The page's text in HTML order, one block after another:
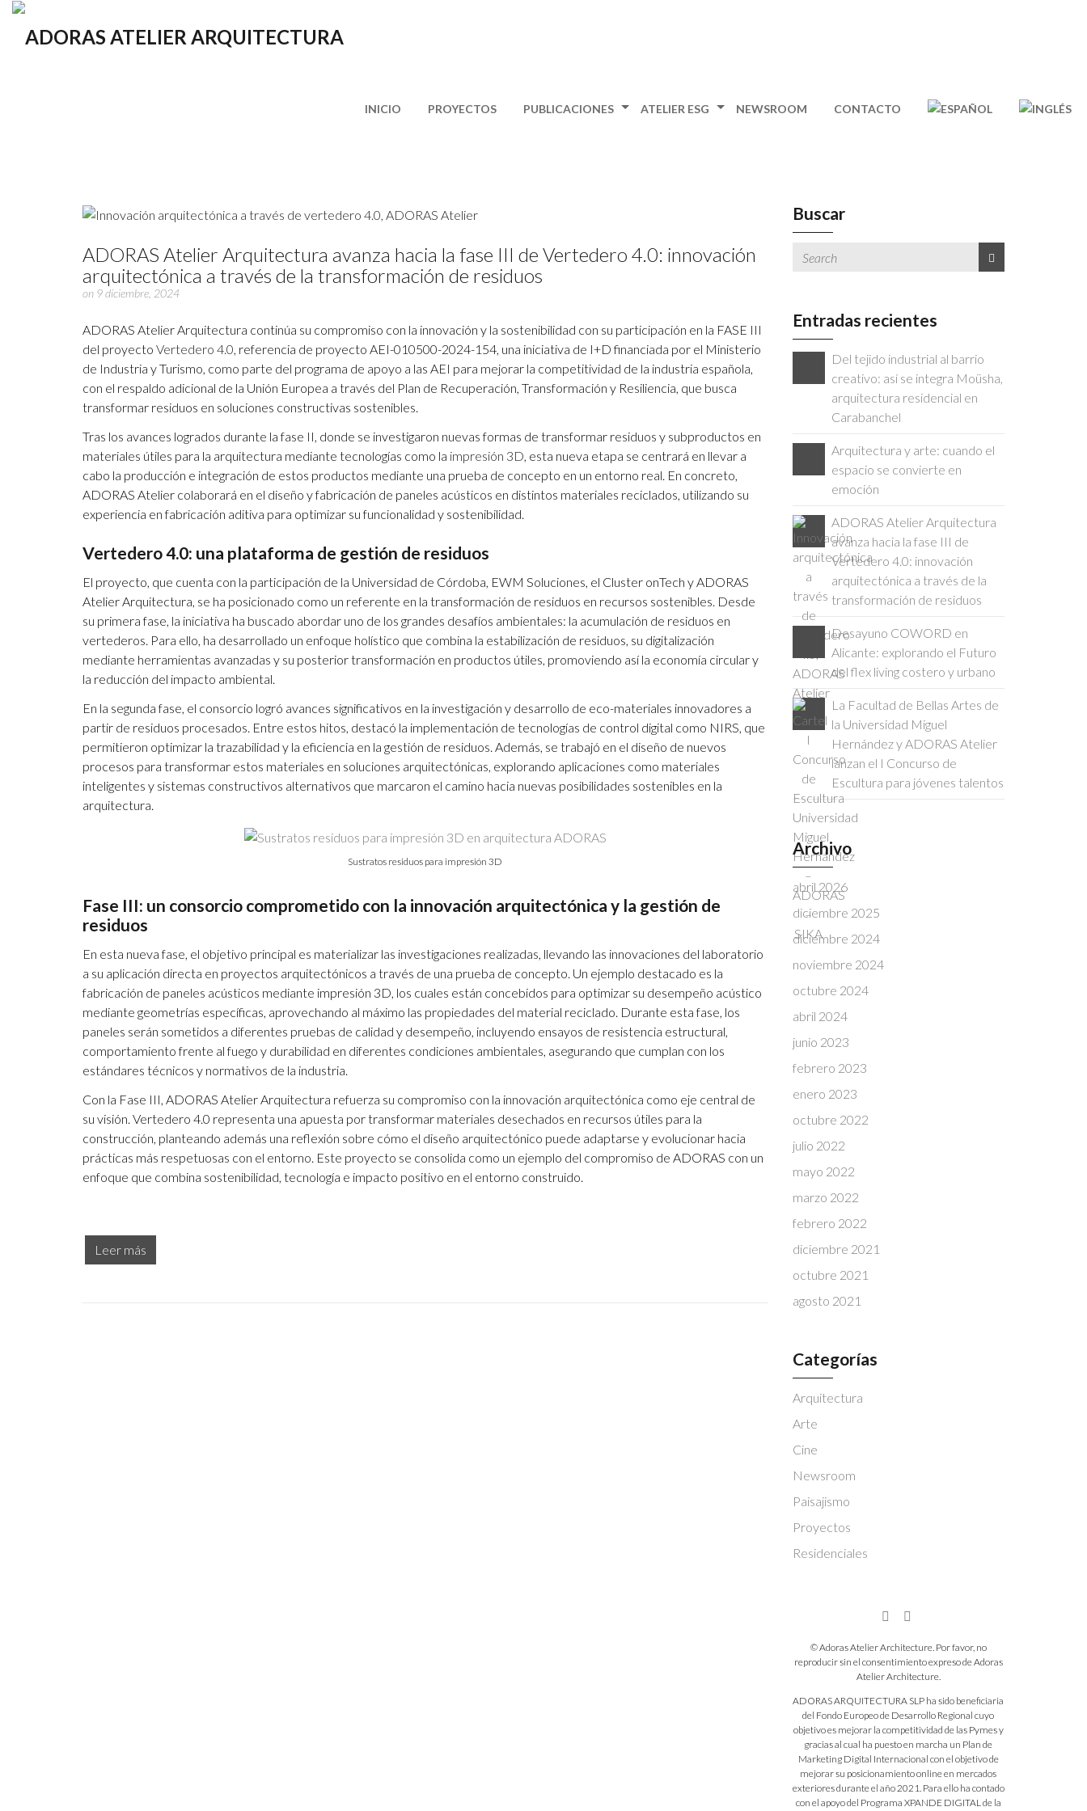
INICIO PROYECTOS PUBLICACIONES ATELIER ESG NEWSROOM CONTACTO
ADORAS Atelier Arquitectura avanza hacia la fase III de Vertedero 4.0: innovación
arquitectónica a través de la transformación de residuos
on 9 diciembre, 2024
ADORAS Atelier Arquitectura continúa su compromiso con la innovación y la sostenibilidad con su participación en la FASE III
del proyecto Vertedero 4.0, referencia de proyecto AEI-010500-2024-154, una iniciativa de I+D financiada por el Ministerio
de Industria y Turismo, como parte del programa de apoyo a las AEI para mejorar la competitividad de la industria española,
con el respaldo adicional de la Unión Europea a través del Plan de Recuperación, Transformación y Resiliencia, que busca
transformar residuos en soluciones constructivas sostenibles.
Tras los avances logrados durante la fase II, donde se investigaron nuevas formas de transformar residuos y subproductos en
materiales útiles para la arquitectura mediante tecnologías como la impresión 3D, esta nueva etapa se centrará en llevar a
cabo la producción e integración de estos productos mediante una prueba de concepto en un entorno real. En concreto,
ADORAS Atelier colaborará en el diseño y fabricación de paneles acústicos en distintos materiales reciclados, utilizando su
experiencia en fabricación aditiva para optimizar su funcionalidad y sostenibilidad.
Vertedero 4.0: una plataforma de gestión de residuos
El proyecto, que cuenta con la participación de la Universidad de Córdoba, EWM Soluciones, el Cluster onTech y ADORAS
Atelier Arquitectura, se ha posicionado como un referente en la transformación de residuos en recursos sostenibles. Desde
su primera fase, la iniciativa ha buscado abordar uno de los grandes desafíos ambientales: la acumulación de residuos en
vertederos. Para ello, ha desarrollado un enfoque holístico que combina la estabilización de residuos, su digitalización
mediante herramientas avanzadas y su posterior transformación en productos útiles, promoviendo así la economía circular y
la reducción del impacto ambiental.
En la segunda fase, el consorcio logró avances significativos en la investigación y desarrollo de eco-materiales innovadores a
partir de residuos procesados. Entre estos hitos, destacó la implementación de tecnologías de control digital como NIRS, que
permitieron optimizar la trazabilidad y la eficiencia en la gestión de residuos. Además, se trabajó en el diseño de nuevos
procesos para transformar estos materiales en soluciones arquitectónicas, explorando aplicaciones como materiales
inteligentes y sistemas constructivos alternativos que marcaron el camino hacia nuevas posibilidades sostenibles en la
arquitectura.
Sustratos residuos para impresión 3D
Fase III: un consorcio comprometido con la innovación arquitectónica y la gestión de
residuos
En esta nueva fase, el objetivo principal es materializar las investigaciones realizadas, llevando las innovaciones del laboratorio
a su aplicación directa en proyectos arquitectónicos a través de una prueba de concepto. Un ejemplo destacado es la
fabricación de paneles acústicos mediante impresión 3D, los cuales están concebidos para optimizar su desempeño acústico
mediante geometrías específicas, aprovechando al máximo las propiedades del material reciclado. Durante esta fase, los
paneles serán sometidos a diferentes pruebas de calidad y desempeño, incluyendo ensayos de resistencia estructural,
comportamiento frente al fuego y durabilidad en diferentes condiciones ambientales, asegurando que cumplan con los
estándares técnicos y normativos de la industria.
Con la Fase III, ADORAS Atelier Arquitectura refuerza su compromiso con la innovación arquitectónica como eje central de
su visión. Vertedero 4.0 representa una apuesta por transformar materiales desechados en recursos útiles para la
construcción, planteando además una reflexión sobre cómo el diseño arquitectónico puede adaptarse y evolucionar hacia
prácticas más respetuosas con el entorno. Este proyecto se consolida como un ejemplo del compromiso de ADORAS con un
enfoque que combina sostenibilidad, tecnología e impacto positivo en el entorno construido.
Leer más
Buscar
Entradas recientes
Del tejido industrial al barrio
creativo: así se integra Moüsha,
arquitectura residencial en
Carabanchel
Arquitectura y arte: cuando el
espacio se convierte en
emoción
ADORAS Atelier Arquitectura
avanza hacia la fase III de
Vertedero 4.0: innovación
arquitectónica a través de la
transformación de residuos
Desayuno COWORD en
Alicante: explorando el Futuro
del flex living costero y urbano
La Facultad de Bellas Artes de
la Universidad Miguel
Hernández y ADORAS Atelier
lanzan el I Concurso de
Escultura para jóvenes talentos
Archivo
abril 2026
diciembre 2025
diciembre 2024
noviembre 2024
octubre 2024
abril 2024
junio 2023
febrero 2023
enero 2023
octubre 2022
julio 2022
mayo 2022
marzo 2022
febrero 2022
diciembre 2021
octubre 2021
agosto 2021
Categorías
Arquitectura
Arte
Cine
Newsroom
Paisajismo
Proyectos
Residenciales
© Adoras Atelier Architecture. Por favor, no
reproducir sin el consentimiento expreso de Adoras
Atelier Architecture.
ADORAS ARQUITECTURA SLP ha sido beneficiaria
del Fondo Europeo de Desarrollo Regional cuyo
objetivo es mejorar la competitividad de las Pymes y
gracias al cual ha puesto en marcha un Plan de
Marketing Digital Internacional con el objetivo de
mejorar su posicionamiento online en mercados
exteriores durante el año 2021. Para ello ha contado
con el apoyo del Programa XPANDE DIGITAL de la